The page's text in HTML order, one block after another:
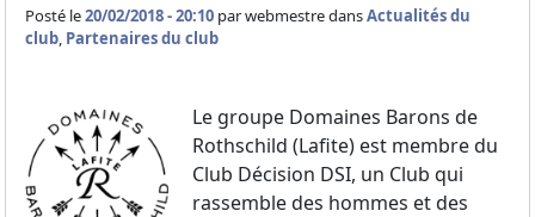
Posté le20/02/2018 - 20:10 parwebmestre dansActualités du
club, Partenaires du club
Le groupe Domaines Barons de
Rothschild (Lafite) est membre du
Club Décision DSI, un Club qui
rassemble des hommes et des